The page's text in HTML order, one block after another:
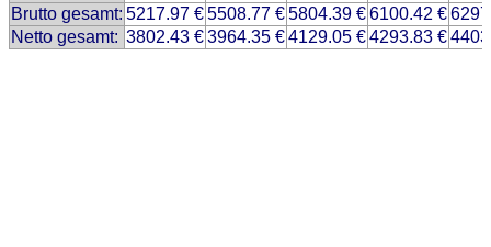
Brutto gesamt: 5217.97 €5508.77 €5804.39 €6100.42 €
Netto gesamt: 3802.43 €3964.35 €4129.05 €4293.83 €